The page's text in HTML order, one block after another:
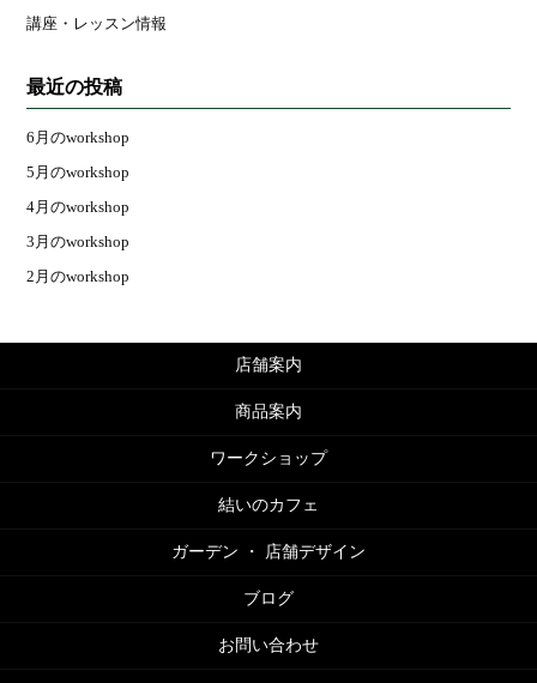
講座・レッスン情報
最近の投稿
6月のworkshop
5月のworkshop
4月のworkshop
3月のworkshop
2月のworkshop
店舗案内
商品案内
ワークショップ
結いのカフェ
ガーデン ・ 店舗デザイン
ブログ
お問い合わせ